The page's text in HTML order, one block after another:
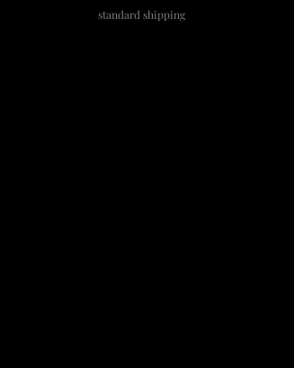
standard shipping